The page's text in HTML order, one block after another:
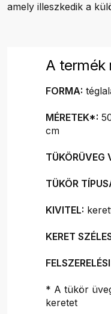
amely illeszkedik a
A termék
FORMA:
MÉRETEK*:
cm
TÜKÖRÜVEG
TÜKÖR
KIVITEL:
KERET
* A tükör
keretet